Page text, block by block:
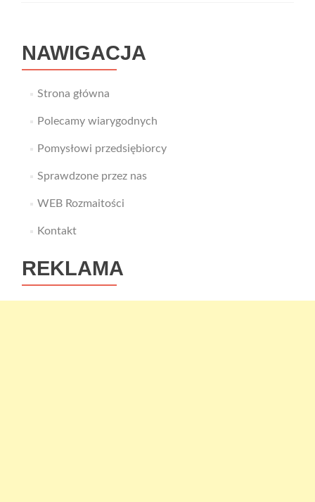
NAWIGACJA
Strona główna
Polecamy wiarygodnych
Pomysłowi przedsiębiorcy
Sprawdzone przez nas
WEB Rozmaitości
Kontakt
REKLAMA